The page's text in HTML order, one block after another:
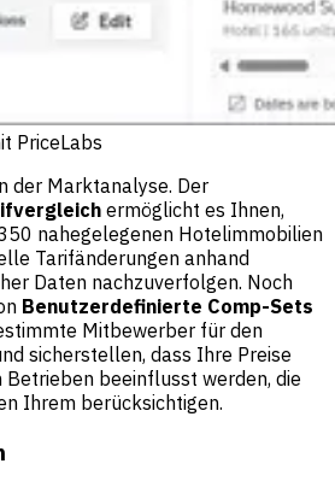
PriceLabs
der Marktanalyse. Der
ermöglicht es Ihnen,
nahegelegenen Hotelimmobilien
Tarifänderungen anhand
Daten nachzuverfolgen. Noch
Benutzerdefinierte Comp-Sets
Mitbewerber für den
sicherstellen, dass Ihre Preise
beeinflusst werden, die
Ihrem berücksichtigen.